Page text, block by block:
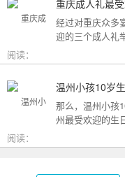
经过对重庆众多
迎的三个成人礼
化格调、传统
庭的需求。
阅读：
温州小孩10岁
那么，温州小孩
州最受欢迎的生
成长礼到绿茵
阅读：